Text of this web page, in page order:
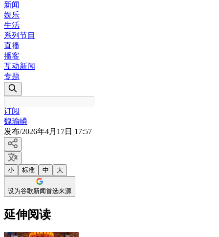
新闻
娱乐
生活
系列节目
直播
播客
互动新闻
专题
订阅
魏瑜嶙
发布/2026年4月17日 17:57
小 标准 中 大
设为谷歌新闻首选来源
延伸阅读